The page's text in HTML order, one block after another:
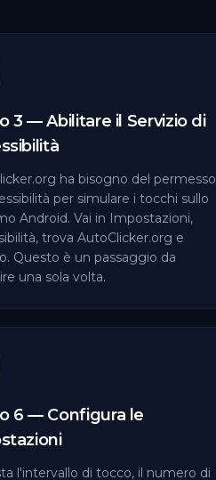
3 — Abilitare il Servizio di
ha bisogno del permesso
per simulare i tocchi sullo
Android. Vai in Impostazioni,
trova AutoClicker.org e
Questo è un passaggio da
una sola volta.
6 — Configura le
l'intervallo di tocco, il numero di